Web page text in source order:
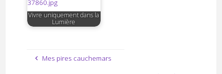
Vivre uniquement dans la
Lumière
Mes pires cauchemars